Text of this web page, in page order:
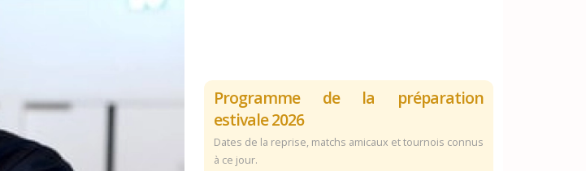
Programme de la préparation
estivale 2026
Dates de la reprise, matchs amicaux et tournois connus
à ce jour.